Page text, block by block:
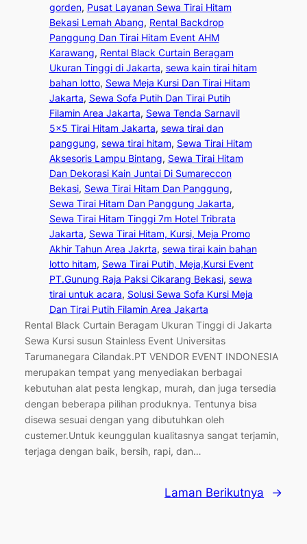
gorden, Pusat Layanan Sewa Tirai Hitam
Bekasi Lemah Abang, Rental Backdrop
Panggung Dan Tirai Hitam Event AHM
Karawang, Rental Black Curtain Beragam
Ukuran Tinggi di Jakarta, sewa kain tirai hitam
bahan lotto, Sewa Meja Kursi Dan Tirai Hitam
Jakarta, Sewa Sofa Putih Dan Tirai Putih
Filamin Area Jakarta, Sewa Tenda Sarnavil
5×5 Tirai Hitam Jakarta, sewa tirai dan
panggung, sewa tirai hitam, Sewa Tirai Hitam
Aksesoris Lampu Bintang, Sewa Tirai Hitam
Dan Dekorasi Kain Juntai Di Sumareccon
Bekasi, Sewa Tirai Hitam Dan Panggung
Sewa Tirai Hitam Dan Panggung Jakarta
Sewa Tirai Hitam Tinggi 7m Hotel Tribrata
Jakarta, Sewa Tirai Hitam, Kursi, Meja Promo
Akhir Tahun Area Jakrta, sewa tirai kain bahan
lotto hitam, Sewa Tirai Putih, Meja,Kursi Event
PT.Gunung Raja Paksi Cikarang Bekasi, sewa
tirai untuk acara, Solusi Sewa Sofa Kursi Meja
Dan Tirai Putih Filamin Area Jakarta
Rental Black Curtain Beragam Ukuran Tinggi di Jakarta
Sewa Kursi susun Stainless Event Universitas
Tarumanegara Cilandak.PT VENDOR EVENT INDONESIA
merupakan tempat yang menyediakan berbagai
kebutuhan alat pesta lengkap, murah, dan juga tersedia
dengan beberapa pilihan produknya. Tentunya bisa
disewa sesuai dengan yang dibutuhkan oleh
custemer.Untuk keunggulan kualitasnya sangat terjamin,
terjaga dengan baik, bersih, rapi, dan…
Laman Berikutnya →